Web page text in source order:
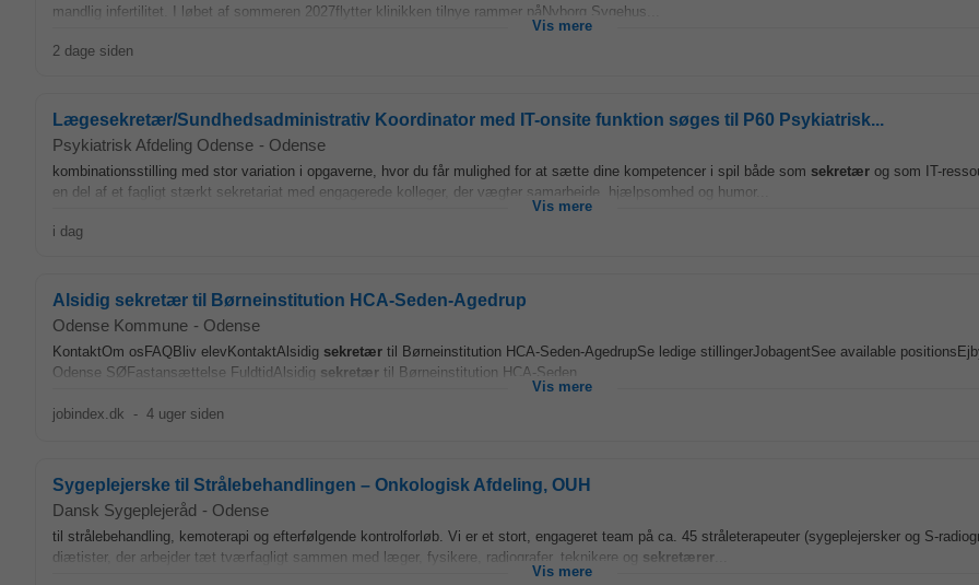
mandlig infertilitet. I løbet af sommeren 2027flytter klinikken tilnye rammer påNyborg Sygehus...
Vis mere
2 dage siden
Lægesekretær/Sundhedsadministrativ Koordinator med IT-onsite funktion søges til P60 Psykiatrisk...
Psykiatrisk Afdeling Odense - Odense
kombinationsstilling med stor variation i opgaverne, hvor du får mulighed for at sætte dine kompetencer i spil både som sekretær og som IT-
en del af et fagligt stærkt sekretariat med engagerede kolleger, der vægter samarbejde, hjælpsomhed og humor...
Vis mere
i dag
Alsidig sekretær til Børneinstitution HCA-Seden-Agedrup
Odense Kommune - Odense
KontaktOm osFAQBliv elevKontaktAlsidig sekretær til Børneinstitution HCA-Seden-AgedrupSe ledige stillingerJobagentSee available
Odense SØFastansættelse FuldtidAlsidig sekretær til Børneinstitution HCA-Seden...
Vis mere
jobindex.dk - 4 uger siden
Sygeplejerske til Strålebehandlingen – Onkologisk Afdeling, OUH
Dansk Sygeplejeråd - Odense
til strålebehandling, kemoterapi og efterfølgende kontrolforløb. Vi er et stort, engageret team på ca. 45 stråleterapeuter (sygeplejersker og S-
diætister, der arbejder tæt tværfagligt sammen med læger, fysikere, radiografer, teknikere og sekretærer
Vis mere